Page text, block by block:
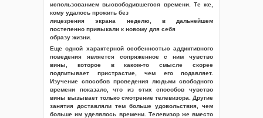
использованием высвободившегося времени. Те же,
кому удалось прожить без
лицезрения экрана неделю, в дальнейшем
постепенно привыкали к новому для себя
образу жизни.
Еще одной характерной особенностью аддиктивного
поведения является сопряженное с ним чувство
вины, которое в каком-то смысле скорее
подпитывает пристрастие, чем его подавляет.
Изучение способов проведения людьми свободного
времени показало, что из этих способов чувство
вины вызывает только смотрение телевизора. Другие
занятия доставляли тем больше удовольствия, чем
больше им уделялось времени. Телевизор же вместо